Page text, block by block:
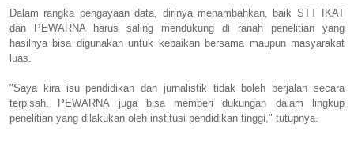
Dalam rangka pengayaan data, dirinya menambahkan, baik STT IKAT
dan PEWARNA harus saling mendukung di ranah penelitian yang
hasilnya bisa digunakan untuk kebaikan bersama maupun masyarakat
luas.
"Saya kira isu pendidikan dan jurnalistik tidak boleh berjalan secara
terpisah. PEWARNA juga bisa memberi dukungan dalam lingkup
penelitian yang dilakukan oleh institusi pendidikan tinggi," tutupnya.